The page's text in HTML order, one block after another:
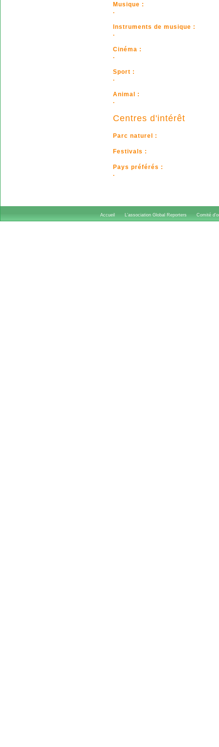
Musique :
.
Instruments de musique :
.
Cinéma :
.
Sport :
.
Animal :
.
Centres d'intérêt
Parc naturel :
Festivals :
Pays préférés :
.
Accueil L'association Global Reporters Comité